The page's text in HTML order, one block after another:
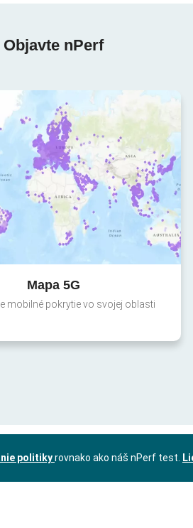
Objavte nPerf
Mapa 5G
mobilné pokrytie vo svojej oblasti
politikyrovnako ako náš nPerf test.